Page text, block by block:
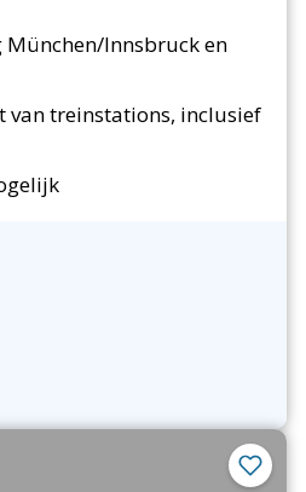
Innsbruck en
van treinstations, inclusief